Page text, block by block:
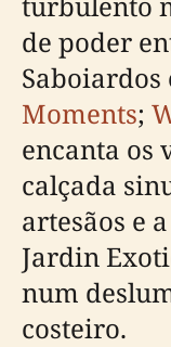
de poder
Saboiardos
Moments;
encanta os
calçada
artesãos e
Jardin
num
costeiro.